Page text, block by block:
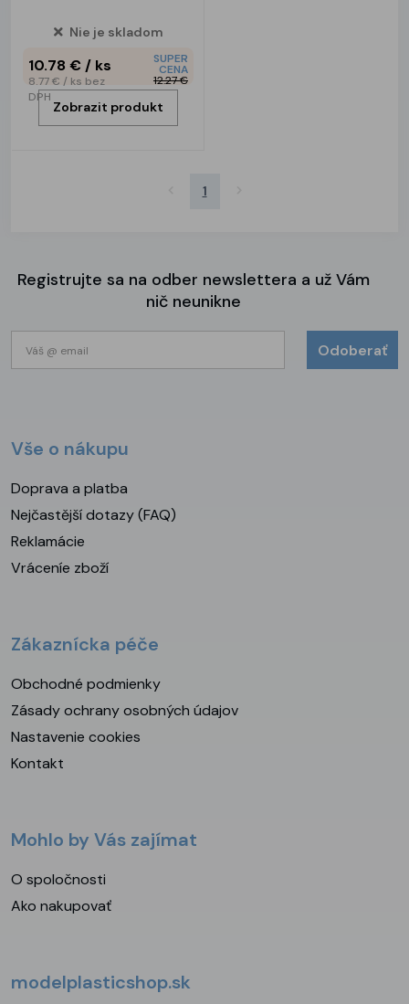
Nie je skladom
10.78 €/ ks
8.77 € / ks bez
DPH
SUPER
CENA
12.27 €
Zobrazit produkt
1
Registrujte sa na odber newslettera a už Vám
nič neunikne
Odoberať
Vše o nákupu
Doprava a platba
Nejčastější dotazy (FAQ)
Reklamácie
Vráceníe zboží
Zákaznícka péče
Obchodné podmienky
Zásady ochrany osobných údajov
Nastavenie cookies
Kontakt
Mohlo by Vás zajímat
O spoločnosti
Ako nakupovať
modelplasticshop.sk